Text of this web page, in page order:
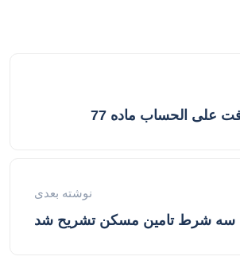
علی الحساب ماده 77
نوشته بعدی
سه شرط تامین مسکن تشریح شد